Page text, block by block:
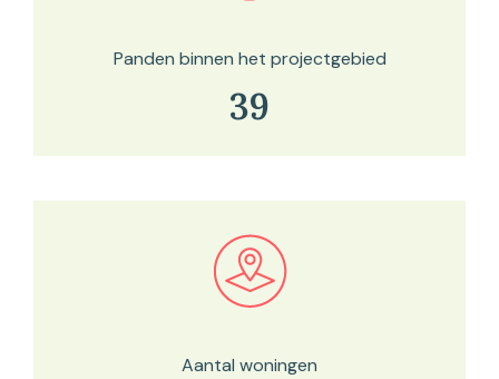
Panden binnen het projectgebied
39
Bekijk in onze kaartviewer
Aantal woningen